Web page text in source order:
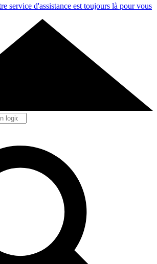
service d'assistance est toujours là pour vous